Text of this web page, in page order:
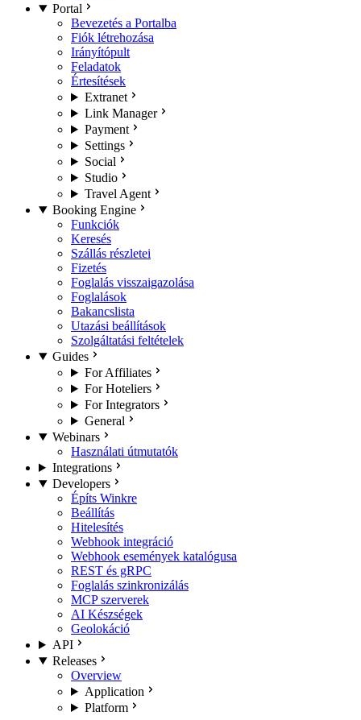
Portal
Bevezetés a Portalba
Fiók létrehozása
Irányítópult
Feladatok
Értesítések
Extranet
Link Manager
Payment
Settings
Social
Studio
Travel Agent
Booking Engine
Funkciók
Keresés
Szállás részletei
Fizetés
Foglalás visszaigazolása
Foglalások
Bakancslista
Utazási beállítások
Szolgáltatási feltételek
Guides
For Affiliates
For Hoteliers
For Integrators
General
Webinars
Használati útmutatók
Integrations
Developers
Építs Winkre
Beállítás
Hitelesítés
Webhook integráció
Webhook események katalógusa
REST és gRPC
Foglalás szinkronizálás
MCP szerverek
AI Készségek
Geolokáció
API
Releases
Overview
Application
Platform